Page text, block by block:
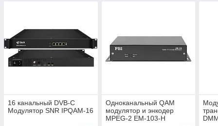
16 канальный DVB-C
Модулятор SNR IPQAM-16
Одноканальный QAM
модулятор и энкодер
MPEG-2 EM-103-H